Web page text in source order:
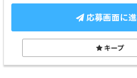
応募画面に
キープ